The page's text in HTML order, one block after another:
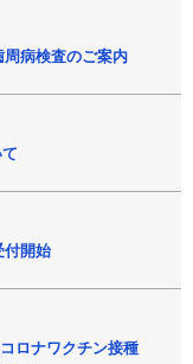
病検査のご案内
開始
ロナワクチン接種